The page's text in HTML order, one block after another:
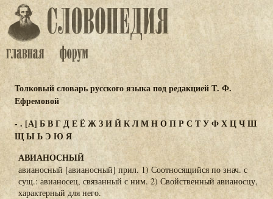
Толковый словарь русского языка под редакцией Т. Ф.
Ефремовой
- . [А] БВГДЕЁЖЗИЙКЛМНОПРС ТУФХЦЧШ
ЩЫЬЭ ЮЯ
АВИАНОСНЫЙ
авианосный [авианосный] прил. 1) Соотносящийся по знач. с
сущ.: авианосец, связанный с ним. 2) Свойственный авианосцу,
характерный для него.